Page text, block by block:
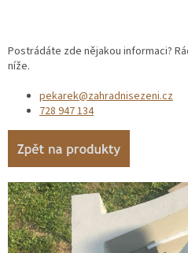
Postrádáte zde nějakou informaci?
níže.
pekarek@zahradnisezeni.cz
728 947 134